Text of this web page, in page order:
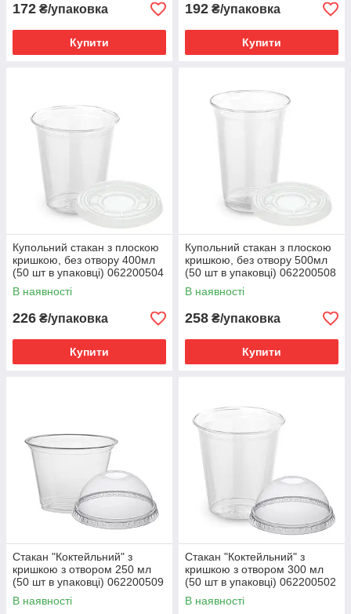
172 ₴/упаковка
Купити
192 ₴/упаковка
Купити
Купольний стакан з плоскою
кришкою, без отвору 400мл
(50 шт в упаковці) 062200504
В наявності
226 ₴/упаковка
Купити
Купольний стакан з плоскою
кришкою, без отвору 500мл
(50 шт в упаковці) 062200508
В наявності
258 ₴/упаковка
Купити
Стакан "Коктейльний" з
кришкою з отвором 250 мл
(50 шт в упаковці) 062200509
В наявності
Стакан "Коктейльний" з
кришкою з отвором 300 мл
(50 шт в упаковці) 062200502
В наявності